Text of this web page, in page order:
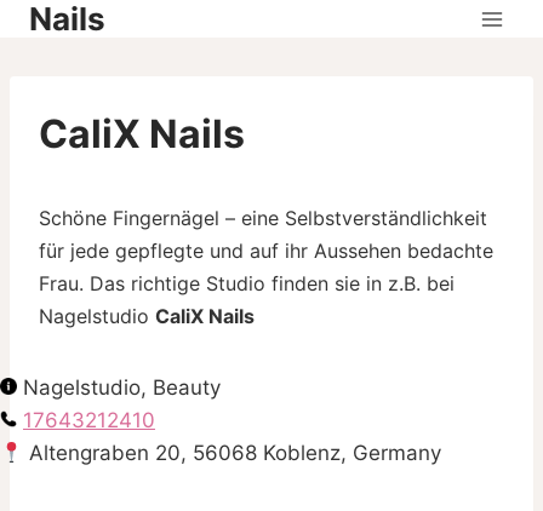
SkipNails
CaliX Nails
Schöne Fingernägel – eine Selbstverständlichkeit
für jede gepflegte und auf ihr Aussehen bedachte
Frau. Das richtige Studio finden sie in z.B. bei
Nagelstudio CaliX Nails
Nagelstudio, Beauty
17643212410
Altengraben 20, 56068 Koblenz, Germany